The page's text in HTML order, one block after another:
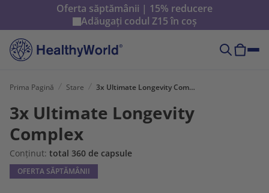
Oferta săptămânii | 15% reducere
Adăugați codul Z15în coș
Prima Pagină Stare 3x Ultimate Longevity Complex
3x Ultimate Longevity
Complex
Conținut: total 360 de capsule
OFERTA SĂPTĂMÂNII